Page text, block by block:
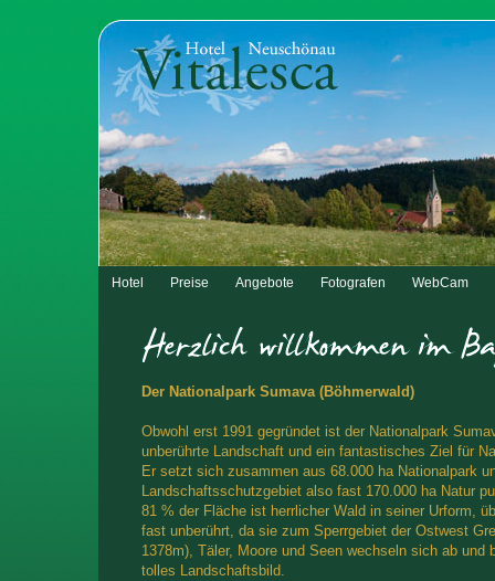
Hotel Preise Angebote Fotografen WebCam
Der Nationalpark Sumava (Böhmerwald)
Obwohl erst 1991 gegründet ist der Nationalpark
unberührte Landschaft und ein fantastisches Ziel für
Er setzt sich zusammen aus 68.000 ha Nationalpark
Landschaftsschutzgebiet also fast 170.000 ha Natur
81 % der Fläche ist herrlicher Wald in seiner Urform,
fast unberührt, da sie zum Sperrgebiet der Ostwest
1378m), Täler, Moore und Seen wechseln sich ab und
tolles Landschaftsbild.